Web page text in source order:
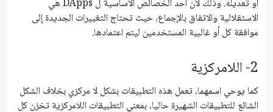
أو تعديله. وذلك لأن أحد الخصائص الأساسية ل DApps هي
الاستقلالية والاتفاق بالإجماع، حيث تحتاج التغييرات الجديدة إلى
موافقة كل أو غالبية المستخدمين ليتم اعتمادها.
2- اللامركزية
كما يوحي اسمهما، تعمل هذه التطبيقات بشكل لا مركزي بخلاف الشكل
الشائع للتطبيقات الشهيرة حاليا، بمعني التطبيقات اللامركزية تخزن كل